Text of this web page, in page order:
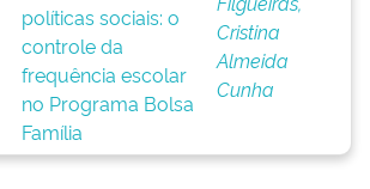
políticas sociais: o
controle da
frequência escolar
no Programa Bolsa
Família
Cristina
Almeida
Cunha